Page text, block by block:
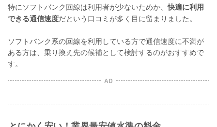
特にソフトバンク回線は利用者が少ないためか、快適に利用
できる通信速度だという口コミが多く目に留まりました。
ソフトバンク系の回線を利用している方で通信速度に不満が
ある方は、乗り換え先の候補として検討するのがおすすめで
す。
AD